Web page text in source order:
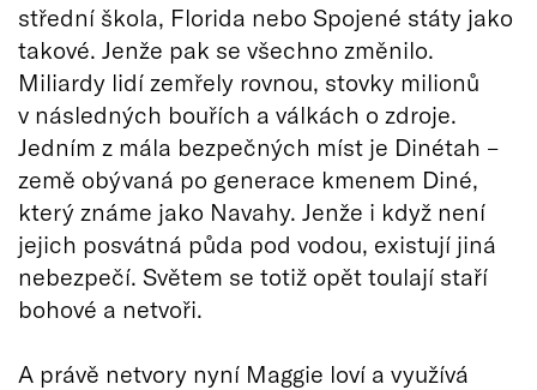
střední škola, Florida nebo Spojené státy jako
takové. Jenže pak se všechno změnilo.
Miliardy lidí zemřely rovnou, stovky milionů
v následných bouřích a válkách o zdroje.
Jedním z mála bezpečných míst je Dinétah –
země obývaná po generace kmenem Diné,
který známe jako Navahy. Jenže i když není
jejich posvátná půda pod vodou, existují jiná
nebezpečí. Světem se totiž opět toulají staří
bohové a netvoři.
A právě netvory nyní Maggie loví a využívá